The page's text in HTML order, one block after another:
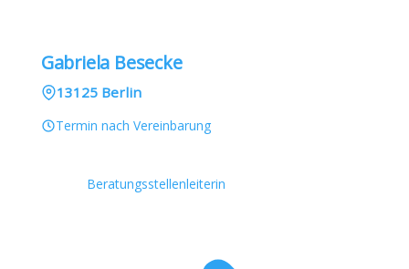
Gabriela Besecke
13125 Berlin
Termin nach Vereinbarung
Beratungsstellenleiterin